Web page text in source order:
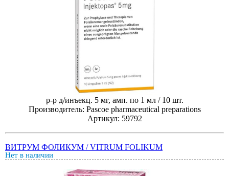
р-р д/инъекц. 5 мг, амп. по 1 мл / 10 шт.
Производитель: Pascoe pharmaceutical preparations
Артикул: 59792
ВИТРУМ ФОЛИКУМ / VITRUM FOLIKUM
Нет в наличии